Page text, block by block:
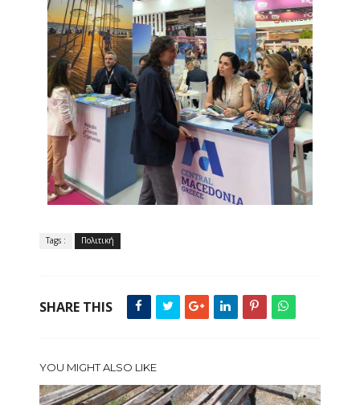
Tags : Πολιτική
SHARE THIS
YOU MIGHT ALSO LIKE